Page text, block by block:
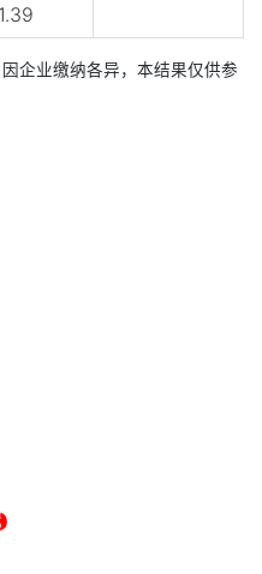
企业缴纳各异，本结果仅供参